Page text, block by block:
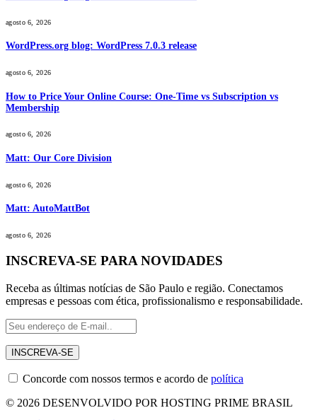
agosto 6, 2026
WordPress.org blog: WordPress 7.0.3 release
agosto 6, 2026
How to Price Your Online Course: One-Time vs Subscription vs
Membership
agosto 6, 2026
Matt: Our Core Division
agosto 6, 2026
Matt: AutoMattBot
agosto 6, 2026
INSCREVA-SE PARA NOVIDADES
Receba as últimas notícias de São Paulo e região. Conectamos
empresas e pessoas com ética, profissionalismo e responsabilidade.
Concorde com nossos termos e acordo de política
© 2026 DESENVOLVIDO POR HOSTING PRIME BRASIL